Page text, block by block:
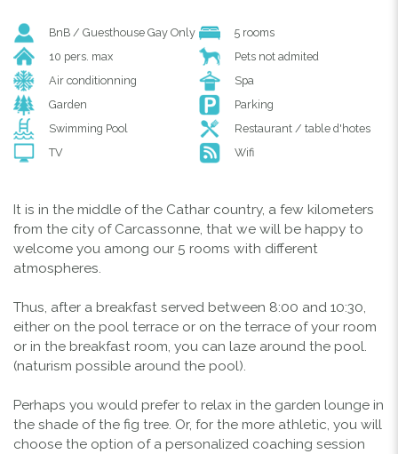
BnB / Guesthouse Gay Only
5 rooms
10 pers. max
Pets not admited
Air conditionning
Spa
Garden
Parking
Swimming Pool
Restaurant / table d'hotes
TV
Wifi
It is in the middle of the Cathar country, a few kilometers
from the city of Carcassonne, that we will be happy to
welcome you among our 5 rooms with different
atmospheres.
Thus, after a breakfast served between 8:00 and 10:30,
either on the pool terrace or on the terrace of your room
or in the breakfast room, you can laze around the pool.
(naturism possible around the pool).
Perhaps you would prefer to relax in the garden lounge in
the shade of the fig tree. Or, for the more athletic, you will
choose the option of a personalized coaching session